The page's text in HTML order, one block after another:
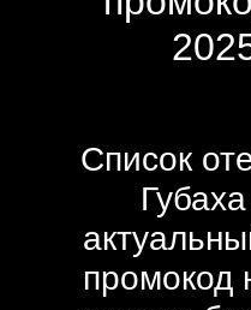
Список
промокод